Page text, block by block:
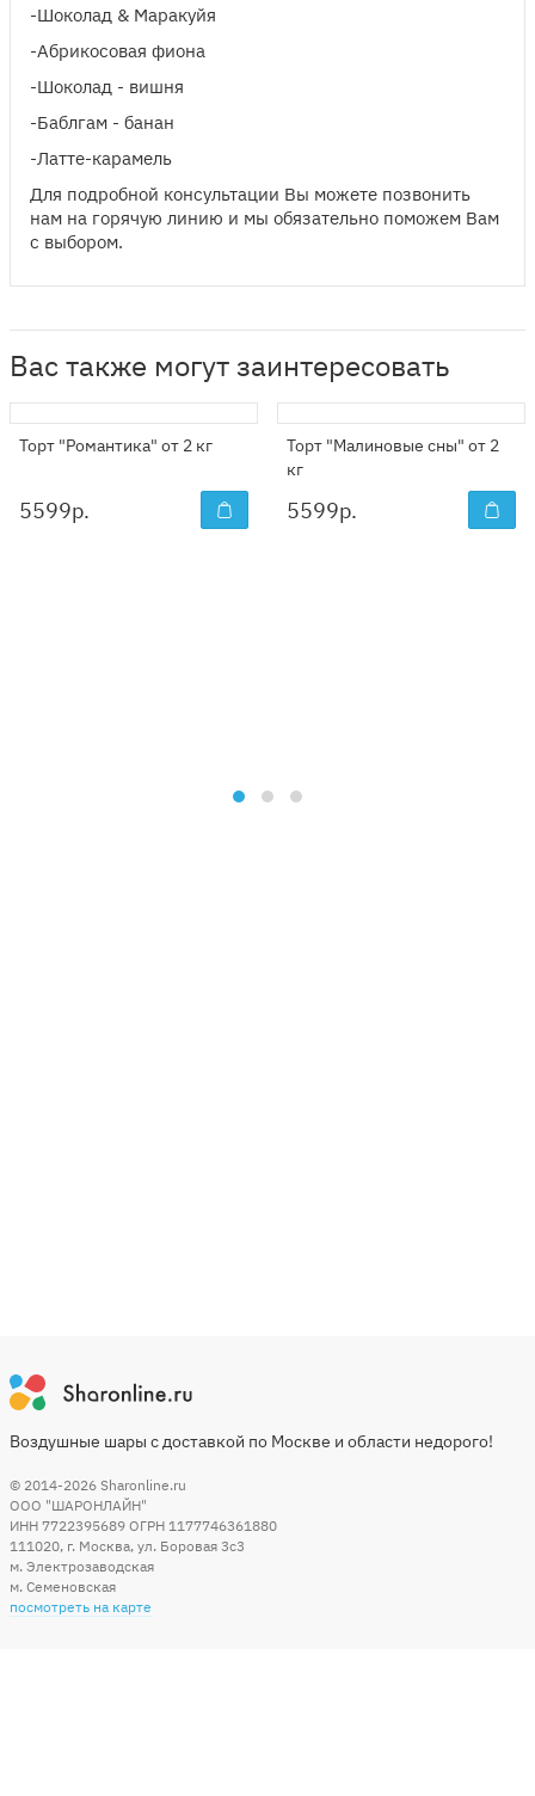
-Шоколад & Маракуйя
-Абрикосовая фиона
-Шоколад - вишня
-Баблгам - банан
-Латте-карамель
Для подробной консультации Вы можете позвонить
нам на горячую линию и мы обязательно поможем Вам
с выбором.
Вас также могут заинтересовать
Торт "Романтика" от 2 кг
5599р.
Торт "Малиновые сны" от 2
кг
5599р.
Воздушные шары с доставкой по Москве и области недорого!
© 2014-2026 Sharonline.ru
ООО "ШАРОНЛАЙН"
ИНН 7722395689 ОГРН 1177746361880
111020, г. Москва, ул. Боровая 3c3
м. Электрозаводская
м. Семеновская
посмотреть на карте